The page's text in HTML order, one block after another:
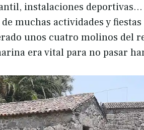
instalaciones deportivas…
muchas actividades y
unos cuatro molinos del
era vital para no pasar